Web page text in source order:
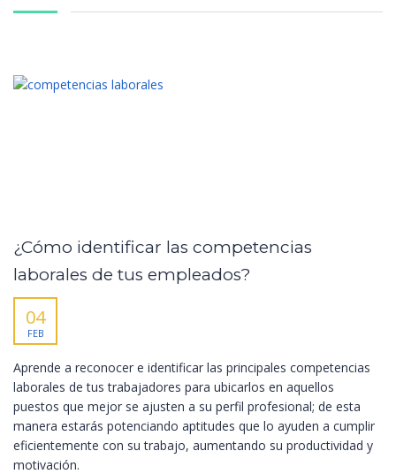
¿Cómo identificar las competencias
laborales de tus empleados?
04
FEB
Aprende a reconocer e identificar las principales competencias
laborales de tus trabajadores para ubicarlos en aquellos
puestos que mejor se ajusten a su perfil profesional; de esta
manera estarás potenciando aptitudes que lo ayuden a cumplir
eficientemente con su trabajo, aumentando su productividad y
motivación.